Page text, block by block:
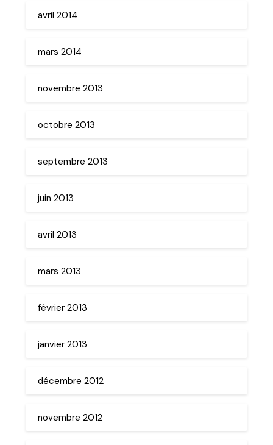
avril 2014
mars 2014
novembre 2013
octobre 2013
septembre 2013
juin 2013
avril 2013
mars 2013
février 2013
janvier 2013
décembre 2012
novembre 2012